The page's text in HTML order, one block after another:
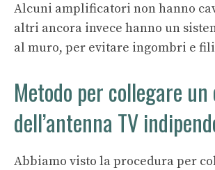
Alcuni amplificatori non hanno
altri ancora invece hanno un
al muro, per evitare ingombri e
Metodo per collegare un
dell’antenna TV
Abbiamo visto la procedura per